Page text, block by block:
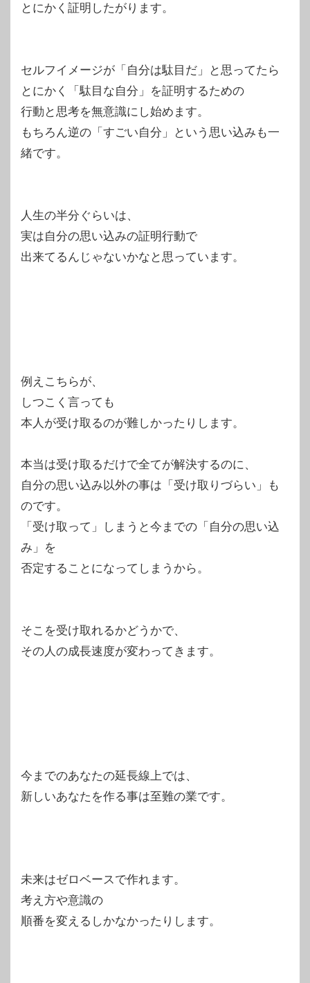
とにかく証明したがります。
セルフイメージが「自分は駄目だ」と思ってたら
とにかく「駄目な自分」を証明するための
行動と思考を無意識にし始めます。
もちろん逆の「すごい自分」という思い込みも一
緒です。
人生の半分ぐらいは、
実は自分の思い込みの証明行動で
出来てるんじゃないかなと思っています。
例えこちらが、
しつこく言っても
本人が受け取るのが難しかったりします。
本当は受け取るだけで全てが解決するのに、
自分の思い込み以外の事は「受け取りづらい」も
のです。
「受け取って」しまうと今までの「自分の思い込
み」を
否定することになってしまうから。
そこを受け取れるかどうかで、
その人の成長速度が変わってきます。
今までのあなたの延長線上では、
新しいあなたを作る事は至難の業です。
未来はゼロベースで作れます。
考え方や意識の
順番を変えるしかなかったりします。